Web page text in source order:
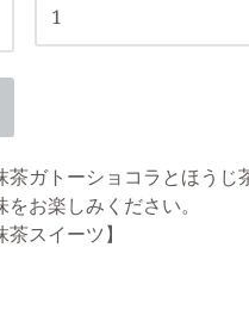
ガトーショコラとほうじ
をお楽しみください。
スイーツ】